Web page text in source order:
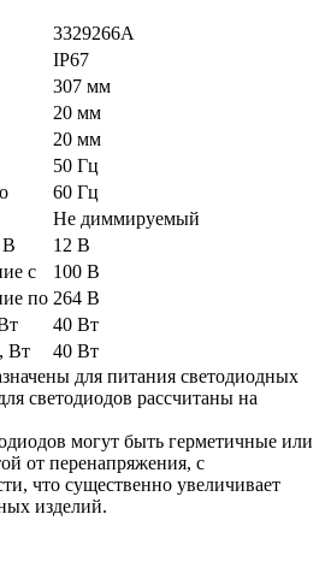
3329266A
IP67
307 мм
20 мм
20 мм
50 Гц
60 Гц
Не диммируемый
В
12 В
с
100 В
по 264 В
40 Вт
Вт
40 Вт
для питания светодиодных
светодиодов рассчитаны на
могут быть герметичные или
от перенапряжения, с
что существенно увеличивает
изделий.